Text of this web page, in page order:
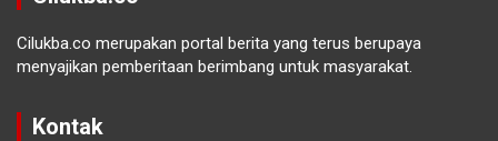
Cilukba.co merupakan portal berita yang terus berupaya
menyajikan pemberitaan berimbang untuk masyarakat.
Kontak